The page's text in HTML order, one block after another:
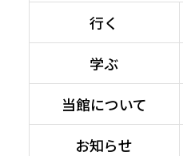
行く
学ぶ
当館について
お知らせ